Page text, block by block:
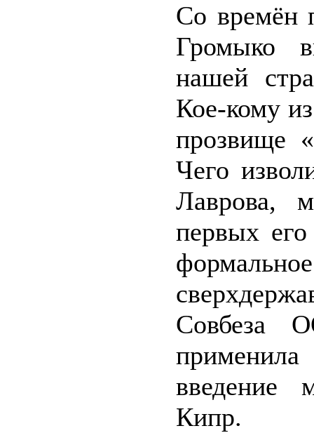
Со времён
Громыко
нашей
Кое-кому
прозвище
Чего
Лаврова,
первых
Совбеза
введение
Кипр.